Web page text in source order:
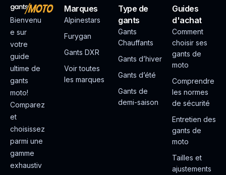
Bienvenu
e sur
votre
guide
ultime de
gants
moto!
Comparez
et
choisissez
parmi une
gamme
exhaustiv
Marques
Alpinestars
Furygan
Gants DXR
Voir toutes
les marques
Type de
gants
Gants
Chauffants
Gants d’hiver
Gants d’été
Gants de
demi-saison
Guides
d'achat
Comment
choisir ses
gants de
moto
Comprendre
les normes
de sécurité
Entretien des
gants de
moto
Tailles et
ajustements